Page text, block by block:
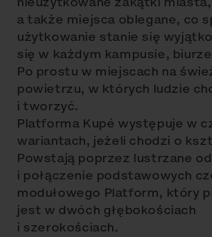
a także miejsca oblegane, co
użytkowanie stanie się
się w każdym kampusie,
Po prostu w miejscach na
powietrzu, w których ludzie
i tworzyć.
Platforma Kupé występuje w
wariantach, jeżeli chodzi o
Powstają poprzez lustrzane
i połączenie podstawowych
modułowego Platform, który
jest w dwóch głębokościach
i szerokościach.